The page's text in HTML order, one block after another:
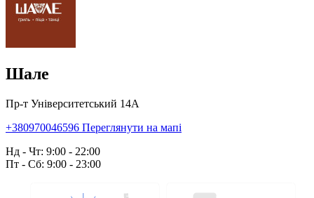
Шале
Пр-т Університетський 14А
+380970046596 Переглянути на мапі
Нд - Чт: 9:00 - 22:00
Пт - Сб: 9:00 - 23:00